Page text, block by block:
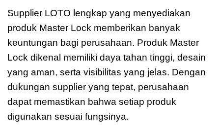
Supplier LOTO lengkap yang menyediakan
produk Master Lock memberikan banyak
keuntungan bagi perusahaan. Produk Master
Lock dikenal memiliki daya tahan tinggi, desain
yang aman, serta visibilitas yang jelas. Dengan
dukungan supplier yang tepat, perusahaan
dapat memastikan bahwa setiap produk
digunakan sesuai fungsinya.